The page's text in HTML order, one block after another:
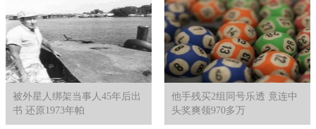
被外星人绑架当事人45年后出
书 还原1973年帕
他手残买2组同号乐透 竟连中
头奖爽领970多万